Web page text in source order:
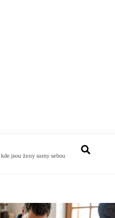
kde jsou ženy samy sebou